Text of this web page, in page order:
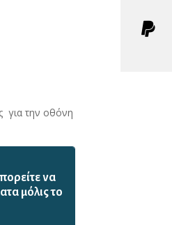
για την οθόνη
να
μόλις το